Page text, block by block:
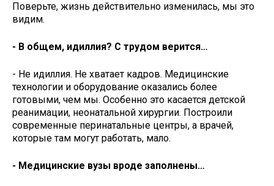
Поверьте, жизнь действительно изменилась, мы это
видим.
- В общем, идиллия? С трудом верится…
- Не идиллия. Не хватает кад­ров. Медицинские
технологии и оборудование оказались более
готовыми, чем мы. Особенно это касается детской
реанимации, неонатальной хирургии. Построили
современные перинатальные центры, а врачей,
которые там могут работать, мало.
- Медицинские вузы вроде заполнены…